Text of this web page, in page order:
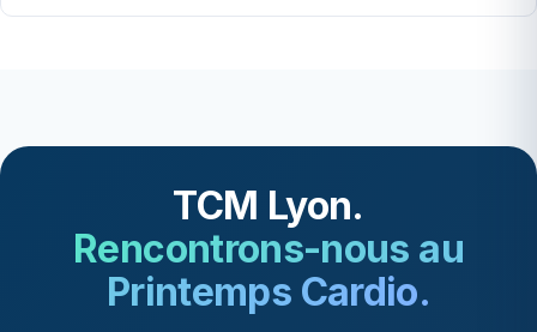
TCM Lyon.
Rencontrons-nous au
Printemps Cardio.